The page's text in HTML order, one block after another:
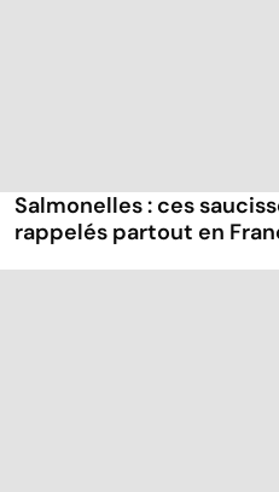
Salmonelles : ces
rappelés partout en